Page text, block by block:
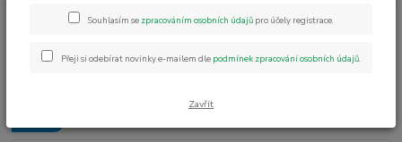
Vinylové podlahy Vinylová podlaha Amtico First Sun Washed Oak
Vinylová podlaha Amtico First
Souhlasím se zpracováním osobních údajů pro účely registrace.
Přeji si odebírat novinky e-mailem dle podmínek zpracování osobních údajů.
Zavřít